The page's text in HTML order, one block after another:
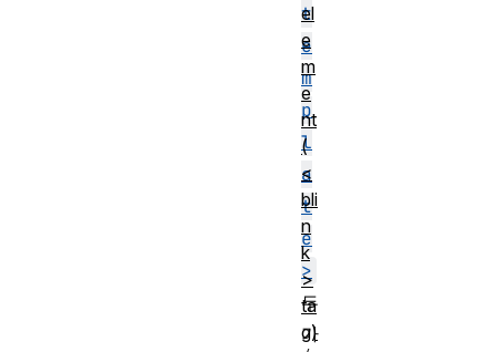
t
e
m
p
l
a
t
e
>
두
가
el
e
m
e
nt
(
<
bli
n
k
>
ta
g)